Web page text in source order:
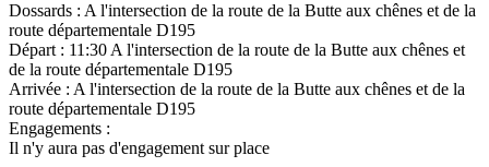
Dossards : A l'intersection de la route de la Butte aux chênes et de la
route départementale D195
Départ : 11:30 A l'intersection de la route de la Butte aux chênes et
de la route départementale D195
Arrivée : A l'intersection de la route de la Butte aux chênes et de la
route départementale D195
Engagements :
Il n'y aura pas d'engagement sur place